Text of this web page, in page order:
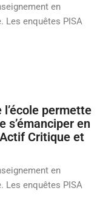
en
Les enquêtes PISA
permette
s’émanciper en
Critique et
en
Les enquêtes PISA